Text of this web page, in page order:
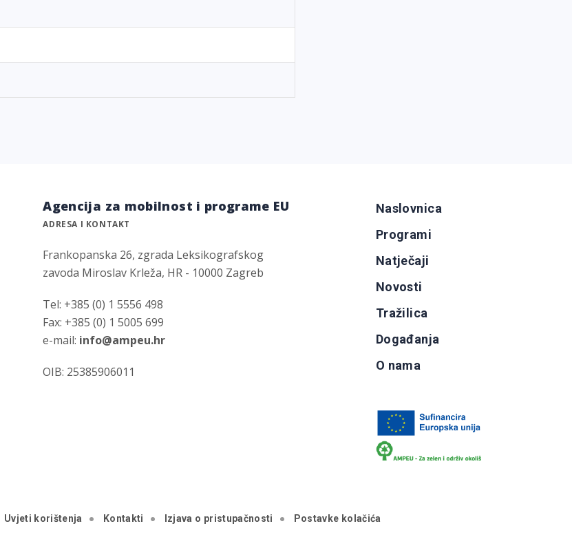
Agencija za mobilnost i programe EU
ADRESA I KONTAKT
Frankopanska 26, zgrada Leksikografskog
zavoda Miroslav Krleža, HR - 10000 Zagreb
Tel: +385 (0) 1 5556 498
Fax: +385 (0) 1 5005 699
e-mail: info@ampeu.hr
OIB: 25385906011
Naslovnica
Programi
Natječaji
Novosti
Tražilica
Događanja
O nama
Uvjeti korištenja Kontakti Izjava o pristupačnosti Postavke kolačića